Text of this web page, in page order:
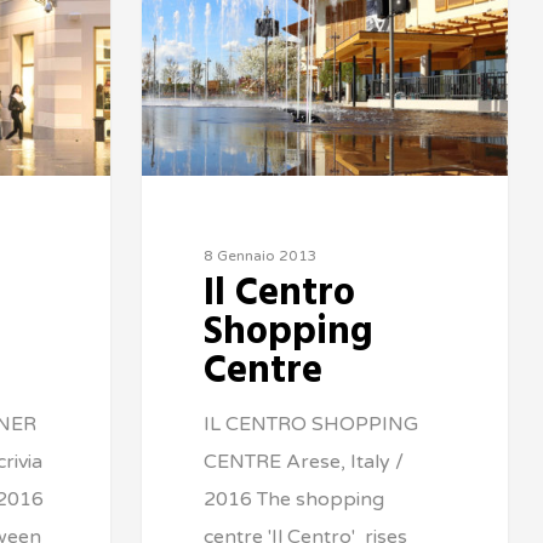
8 Gennaio 2013
Il Centro
Shopping
Centre
IL CENTRO SHOPPING
CENTRE Arese, Italy /
2016 The shopping
centre 'Il Centro' rises